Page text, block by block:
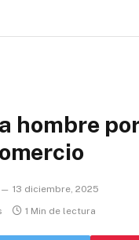
hombre
13 diciembre, 2025
1 Min de lectura